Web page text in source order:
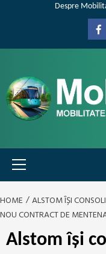
Despre
Primary
Menu
HOME
ALSTOM ÎȘI
NOU CONTRACT DE
Alstom își